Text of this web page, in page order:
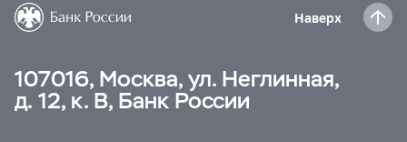
Наверх
107016, Москва, ул. Неглинная,
д. 12, к. В, Банк России